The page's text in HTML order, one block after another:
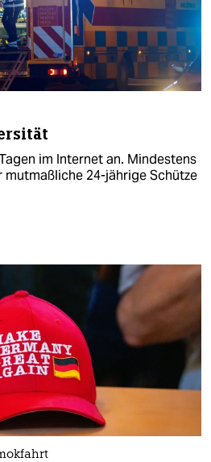
im Internet an. Mindestens
24-jährige Schütze